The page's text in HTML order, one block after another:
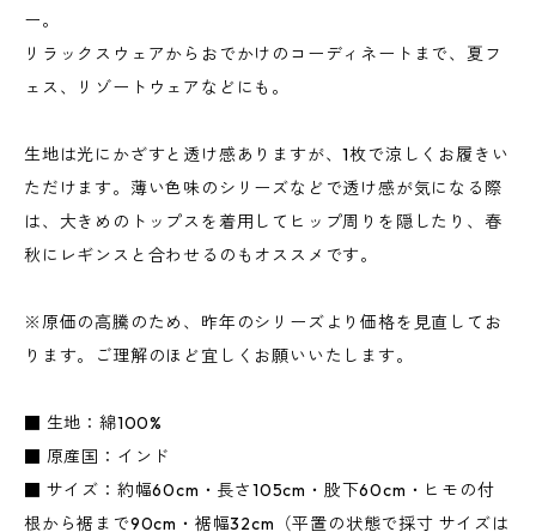
ー。
リラックスウェアからおでかけのコーディネートまで、夏フ
ェス、リゾートウェアなどにも。
生地は光にかざすと透け感ありますが、1枚で涼しくお履きい
ただけます。薄い色味のシリーズなどで透け感が気になる際
は、大きめのトップスを着用してヒップ周りを隠したり、春
秋にレギンスと合わせるのもオススメです。
※原価の高騰のため、昨年のシリーズより価格を見直してお
ります。ご理解のほど宜しくお願いいたします。
■ 生地：綿100%
■ 原産国：インド
■ サイズ：約幅60cm・長さ105cm・股下60cm・ヒモの付
根から裾まで90cm・裾幅32cm（平置の状態で採寸 サイズは